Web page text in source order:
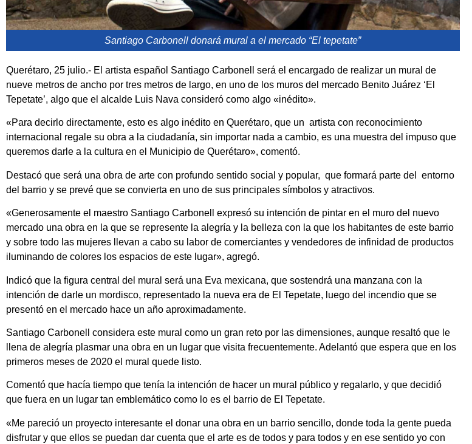
Santiago Carbonell donará mural a el mercado “El tepetate”
Querétaro, 25 julio.- El artista español Santiago Carbonell será el encargado de realizar un mural de
nueve metros de ancho por tres metros de largo, en uno de los muros del mercado Benito Juárez ‘El
Tepetate’, algo que el alcalde Luis Nava consideró como algo «inédito».
«Para decirlo directamente, esto es algo inédito en Querétaro, que un artista con reconocimiento
internacional regale su obra a la ciudadanía, sin importar nada a cambio, es una muestra del impuso que
queremos darle a la cultura en el Municipio de Querétaro», comentó.
Destacó que será una obra de arte con profundo sentido social y popular, que formará parte del entorno
del barrio y se prevé que se convierta en uno de sus principales símbolos y atractivos.
«Generosamente el maestro Santiago Carbonell expresó su intención de pintar en el muro del nuevo
mercado una obra en la que se represente la alegría y la belleza con la que los habitantes de este barrio
y sobre todo las mujeres llevan a cabo su labor de comerciantes y vendedores de infinidad de productos
iluminando de colores los espacios de este lugar», agregó.
Indicó que la figura central del mural será una Eva mexicana, que sostendrá una manzana con la
intención de darle un mordisco, representado la nueva era de El Tepetate, luego del incendio que se
presentó en el mercado hace un año aproximadamente.
Santiago Carbonell considera este mural como un gran reto por las dimensiones, aunque resaltó que le
llena de alegría plasmar una obra en un lugar que visita frecuentemente. Adelantó que espera que en los
primeros meses de 2020 el mural quede listo.
Comentó que hacía tiempo que tenía la intención de hacer un mural público y regalarlo, y que decidió
que fuera en un lugar tan emblemático como lo es el barrio de El Tepetate.
«Me pareció un proyecto interesante el donar una obra en un barrio sencillo, donde toda la gente pueda
disfrutar y que ellos se puedan dar cuenta que el arte es de todos y para todos y en ese sentido yo con